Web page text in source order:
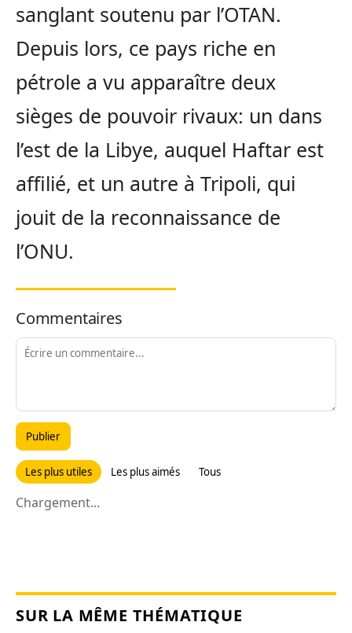
sanglant soutenu par l’OTAN.
Depuis lors, ce pays riche en
pétrole a vu apparaître deux
sièges de pouvoir rivaux: un dans
l’est de la Libye, auquel Haftar est
affilié, et un autre à Tripoli, qui
jouit de la reconnaissance de
l’ONU.
Commentaires
Publier
Les plus utiles Les plus aimés Tous
Chargement...
SUR LA MÊME THÉMATIQUE